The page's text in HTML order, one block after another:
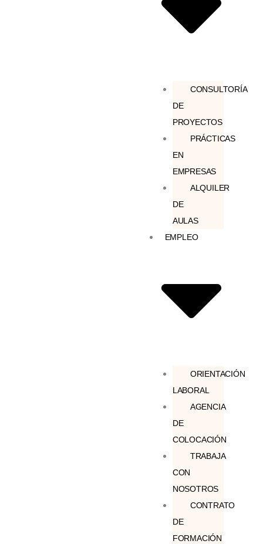
CONSULTORÍA
DE
PROYECTOS
PRÁCTICAS
EN
EMPRESAS
ALQUILER
DE
AULAS
EMPLEO
ORIENTACIÓN
LABORAL
AGENCIA
DE
COLOCACIÓN
TRABAJA
CON
NOSOTROS
CONTRATO
DE
FORMACIÓN